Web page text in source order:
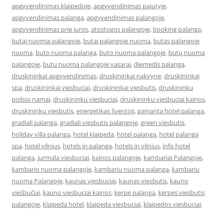
apgyvendinimas klaipedoje,apgyvendinimas pajuryje,
apgyvendinimas palanga,apgyvendinimas palangoje,
apgyvendinimas prie juros,atostogos palangoje, booking palanga,
butai nuomai palangoje, butai palangoje nuoma, butas palangoje
nuoma, buto nuoma palanga, buto nuoma palangoje, butų nuoma
palangoje, butu nuoma palangoje vasarai,diemedis palanga,
druskininkai apgyvendinimas,druskininkai nakvyne,druskininkai
spa,druskininkai viesbuciai,druskininkai viesbutis,druskininku
poilsio namai,druskininku viesbuciai,druskininku viesbuciai kainos,
druskininku viesbutis,energetikas šventoji,gamanta hotel palanga,
gradiali palanga,gradiali viesbutis palangoje,green viesbutis,
holiday villa palanga, hotel klaipeda, hotel palanga, hotel palanga
spa, hotel vilnius, hotels in palanga, hotels in vilnius, info hotel
palanga, jurmala viesbuciai, kainos palangoje, kambariai Palangoje,
kambario nuoma palangoje, kambariu nuoma palanga, kambariu
nuoma Palangoje, kaunas viesbuciai, kaunas viesbutis, kauno
viešbučiai, kauno viesbuciai kainos, kerpė palanga, kerpes viesbutis
palangoje, klaipeda hotel, klaipeda viesbuciai, klaipedos viesbuciai,